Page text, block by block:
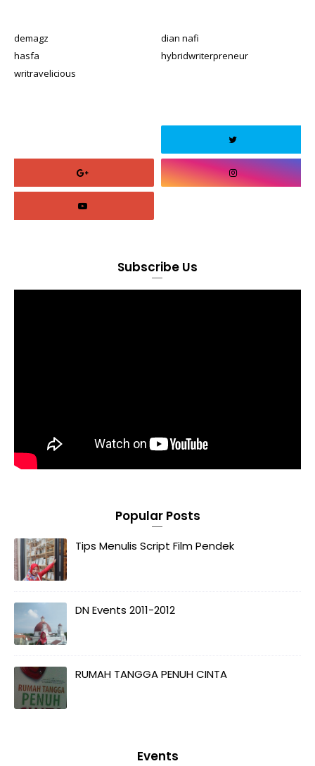
demagz
dian nafi
hasfa
hybridwriterpreneur
writravelicious
Subscribe Us
Popular Posts
Tips Menulis Script Film Pendek
DN Events 2011-2012
RUMAH TANGGA PENUH CINTA
Events